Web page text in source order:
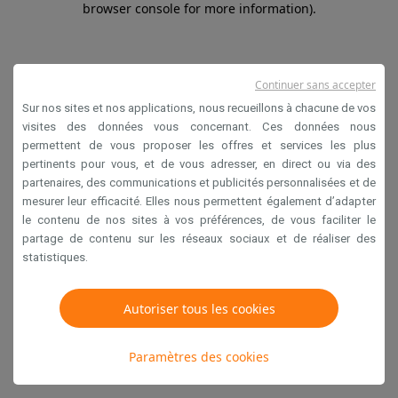
browser console for more information).
Sur nos sites et nos applications, nous recueillons à chacune de vos
visites des données vous concernant. Ces données nous
permettent de vous proposer les offres et services les plus
pertinents pour vous, et de vous adresser, en direct ou via des
partenaires, des communications et publicités personnalisées et de
mesurer leur efficacité. Elles nous permettent également d’adapter
le contenu de nos sites à vos préférences, de vous faciliter le
partage de contenu sur les réseaux sociaux et de réaliser des
statistiques.
Autoriser tous les cookies
Paramètres des cookies
Continuer sans accepter